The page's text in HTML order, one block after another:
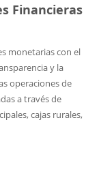
Financieras
monetarias con el
y la
operaciones de
a través de
cajas rurales,